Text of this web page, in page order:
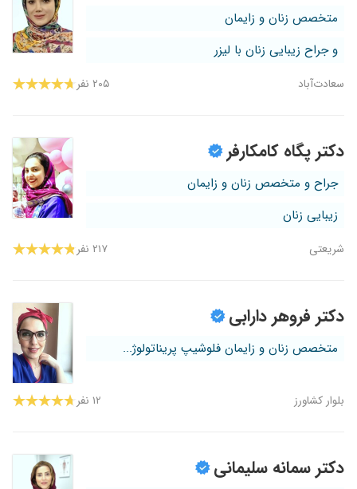
متخصص زنان و زایمان
و جراح زیبایی زنان با لیزر
سعادت‌آباد ۲۰۵ نفر
دکتر پگاه کامکارفر
جراح و متخصص زنان و زایمان
زیبایی زنان
شریعتی ۲۱۷ نفر
دکتر فروهر دارابی
متخصص زنان و زایمان فلوشیپ پریناتولوژ...
بلوار کشاورز ۱۲ نفر
دکتر سمانه سلیمانی